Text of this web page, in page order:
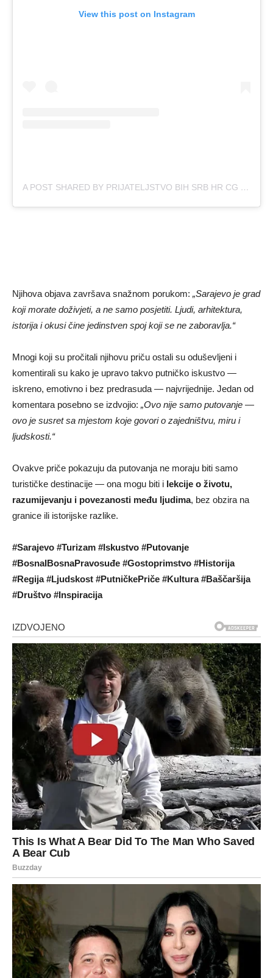
View this post on Instagram
A POST SHARED BY PRIJATELJSTVO BIH SRB HR CG (@OFFICIAL.BIH.SRB.HR.CG)
Njihova objava završava snažnom porukom: „Sarajevo je grad
koji morate doživjeti, a ne samo posjetiti. Ljudi, arhitektura,
istorija i okusi čine jedinstven spoj koji se ne zaboravlja.“
Mnogi koji su pročitali njihovu priču ostali su oduševljeni i
komentirali su kako je upravo takvo putničko iskustvo —
iskreno, emotivno i bez predrasuda — najvrijednije. Jedan od
komentara posebno se izdvojio: „Ovo nije samo putovanje —
ovo je susret sa mjestom koje govori o zajedništvu, miru i
ljudskosti.“
Ovakve priče pokazuju da putovanja ne moraju biti samo
turističke destinacije — ona mogu biti i lekcije o životu,
razumijevanju i povezanosti među ljudima, bez obzira na
granice ili istorijske razlike.
#Sarajevo #Turizam #Iskustvo #Putovanje
#BosnaIBosnaPravosuđe #Gostoprimstvo #Historija
#Regija #Ljudskost #PutničkePriče #Kultura #Baščaršija
#Društvo #Inspiracija